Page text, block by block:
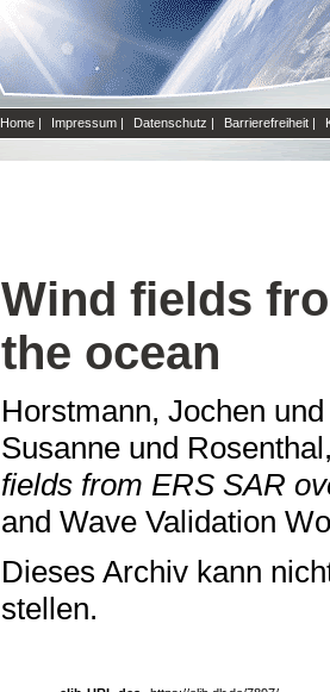
Home | Impressum | Datenschutz | Barrierefreiheit |
Wind fields
the ocean
Horstmann, Jochen
Susanne und
fields from ERS SAR
and Wave Validation
Dieses Archiv kann
stellen.